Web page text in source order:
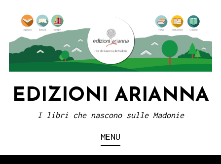
content
EDIZIONI ARIANNA
I libri che nascono sulle Madonie
MENU